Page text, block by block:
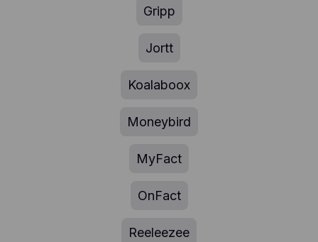
Gripp
Jortt
Koalaboox
Moneybird
MyFact
OnFact
Reeleezee